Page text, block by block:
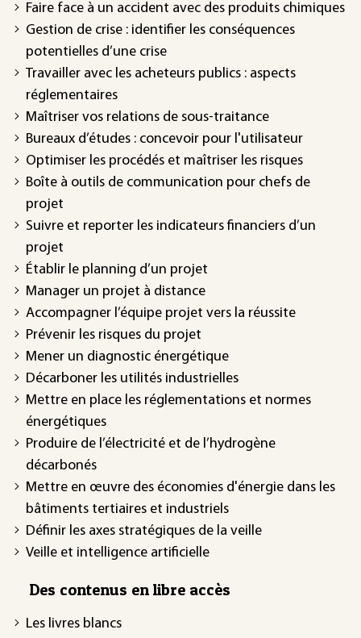
Faire face à un accident avec des produits chimiques
Gestion de crise : identifier les conséquences
potentielles d’une crise
Travailler avec les acheteurs publics : aspects
réglementaires
Maîtriser vos relations de sous-traitance
Bureaux d’études : concevoir pour l'utilisateur
Optimiser les procédés et maîtriser les risques
Boîte à outils de communication pour chefs de
projet
Suivre et reporter les indicateurs financiers d’un
projet
Établir le planning d’un projet
Manager un projet à distance
Accompagner l’équipe projet vers la réussite
Prévenir les risques du projet
Mener un diagnostic énergétique
Décarboner les utilités industrielles
Mettre en place les réglementations et normes
énergétiques
Produire de l’électricité et de l’hydrogène
décarbonés
Mettre en œuvre des économies d'énergie dans les
bâtiments tertiaires et industriels
Définir les axes stratégiques de la veille
Veille et intelligence artificielle
Des contenus en libre accès
Les livres blancs